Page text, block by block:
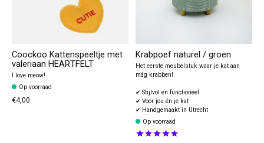
Coockoo Kattenspeeltje met
valeriaan HEARTFELT
I love meow!
Op voorraad
€4,00
Krabpoef naturel / groen
Het eerste meubelstuk waar je kat aan
mág krabben!
✔ Stijlvol en functioneel
✔ Voor jou én je kat
✔ Handgemaakt in Utrecht
Op voorraad
The rating of this product is